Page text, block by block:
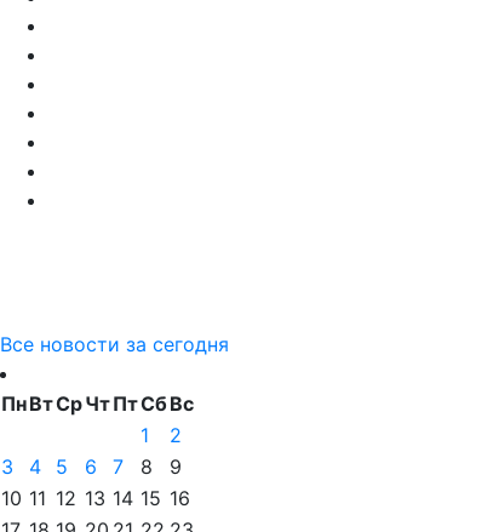
Все новости за сегодня
ПнВтСрЧтПтСбВс
1
2
3
4 5 6 7 8
9
10 11 12 13 14 15 16